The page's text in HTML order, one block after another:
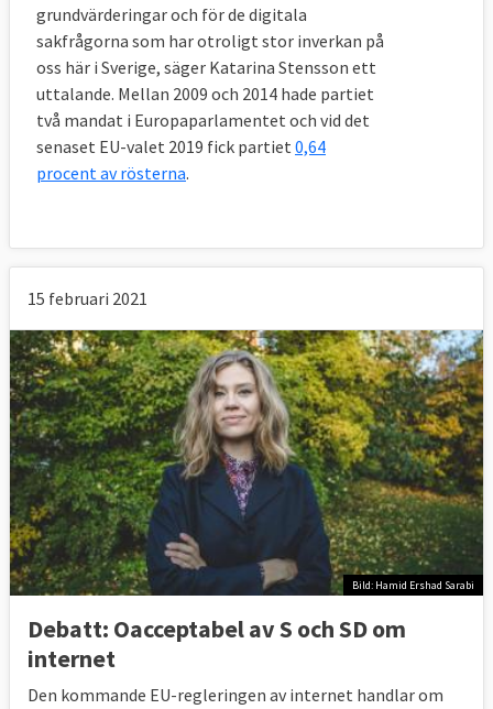
grundvärderingar och för de digitala
sakfrågorna som har otroligt stor inverkan på
oss här i Sverige, säger Katarina Stensson ett
uttalande. Mellan 2009 och 2014 hade partiet
två mandat i Europaparlamentet och vid det
senaset EU-valet 2019 fick partiet 0,64
procent av rösterna.
15 februari 2021
Bild: Hamid Ershad Sarabi
Debatt: Oacceptabel av S och SD om
internet
Den kommande EU-regleringen av internet handlar om